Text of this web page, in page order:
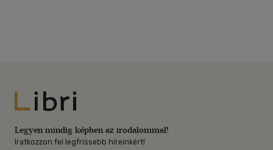
Libri
Legyen mindig képben az irodalommal!
Iratkozzon fel legfrissebb híreinkért!